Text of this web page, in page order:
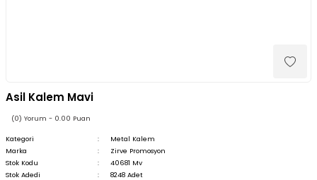
Asil Kalem Mavi
(0) Yorum - 0.00 Puan
Kategori
Metal Kalem
Marka
Zirve Promosyon
Stok Kodu
40681 Mv
Stok Adedi
8248 Adet